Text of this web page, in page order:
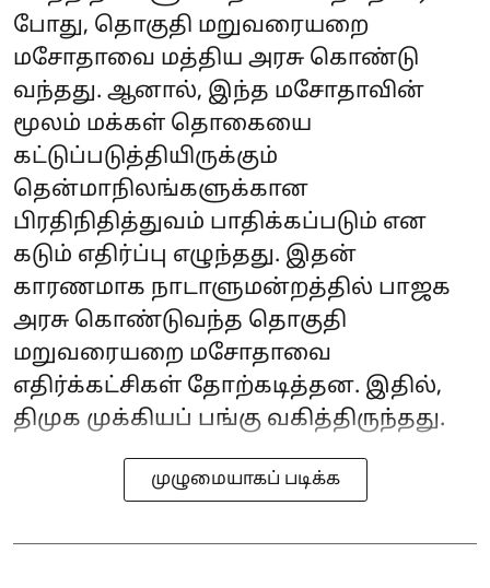
போது, தொகுதி மறுவரையறை
மசோதாவை மத்திய அரசு கொண்டு
வந்தது. ஆனால், இந்த மசோதாவின்
மூலம் மக்கள் தொகையை
கட்டுப்படுத்தியிருக்கும்
தென்மாநிலங்களுக்கான
பிரதிநிதித்துவம் பாதிக்கப்படும் என
கடும் எதிர்ப்பு எழுந்தது. இதன்
காரணமாக நாடாளுமன்றத்தில் பாஜக
அரசு கொண்டுவந்த தொகுதி
மறுவரையறை மசோதாவை
எதிர்க்கட்சிகள் தோற்கடித்தன. இதில்,
திமுக முக்கியப் பங்கு வகித்திருந்தது.
முழுமையாகப் படிக்க